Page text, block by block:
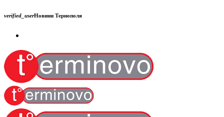
verified_userНовини Тернополя